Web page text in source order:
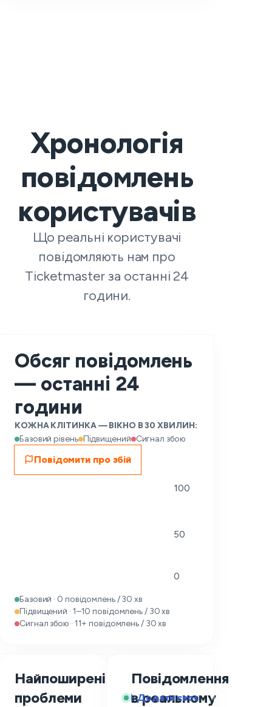
Хронологія
повідомлень
користувачів
Що реальні користувачі
повідомляють нам про
Ticketmaster за останні 24
години.
Обсяг повідомлень
— останні 24
години
КОЖНА КЛІТИНКА — ВІКНО В 30 ХВИЛИН:
Базовий рівень Підвищений Сигнал збою
Повідомити про збій
100
50
0
Базовий · 0 повідомлень / 30 хв
Підвищений · 1–10 повідомлень / 30 хв
Сигнал збою · 11+ повідомлень / 30 хв
Найпоширеніші
проблеми
Повідомлення
в реальному
Додати своє